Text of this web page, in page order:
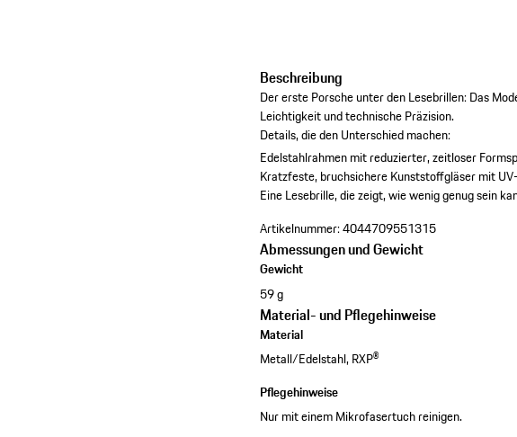
Beschreibung
Der erste Porsche unter den Lesebrillen: Das
Leichtigkeit und technische Präzision.
Details, die den Unterschied machen:
Edelstahlrahmen mit reduzierter, zeitloser
Kratzfeste, bruchsichere Kunststoffgläser mit
Eine Lesebrille, die zeigt, wie wenig genug sein
Artikelnummer:4044709551315
Abmessungen und Gewicht
Gewicht
59 g
Material- und Pflegehinweise
Material
Metall/Edelstahl, RXP®
Pflegehinweise
Nur mit einem Mikrofasertuch reinigen.